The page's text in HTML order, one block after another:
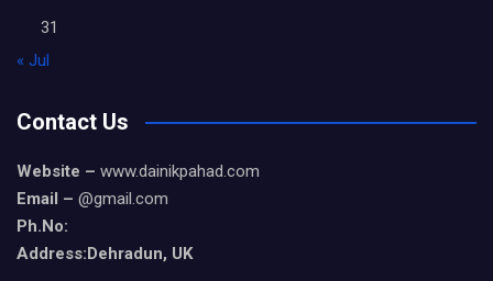
31
« Jul
Contact Us
Website – www.dainikpahad.com
Email – @gmail.com
Ph.No:
Address:Dehradun, UK